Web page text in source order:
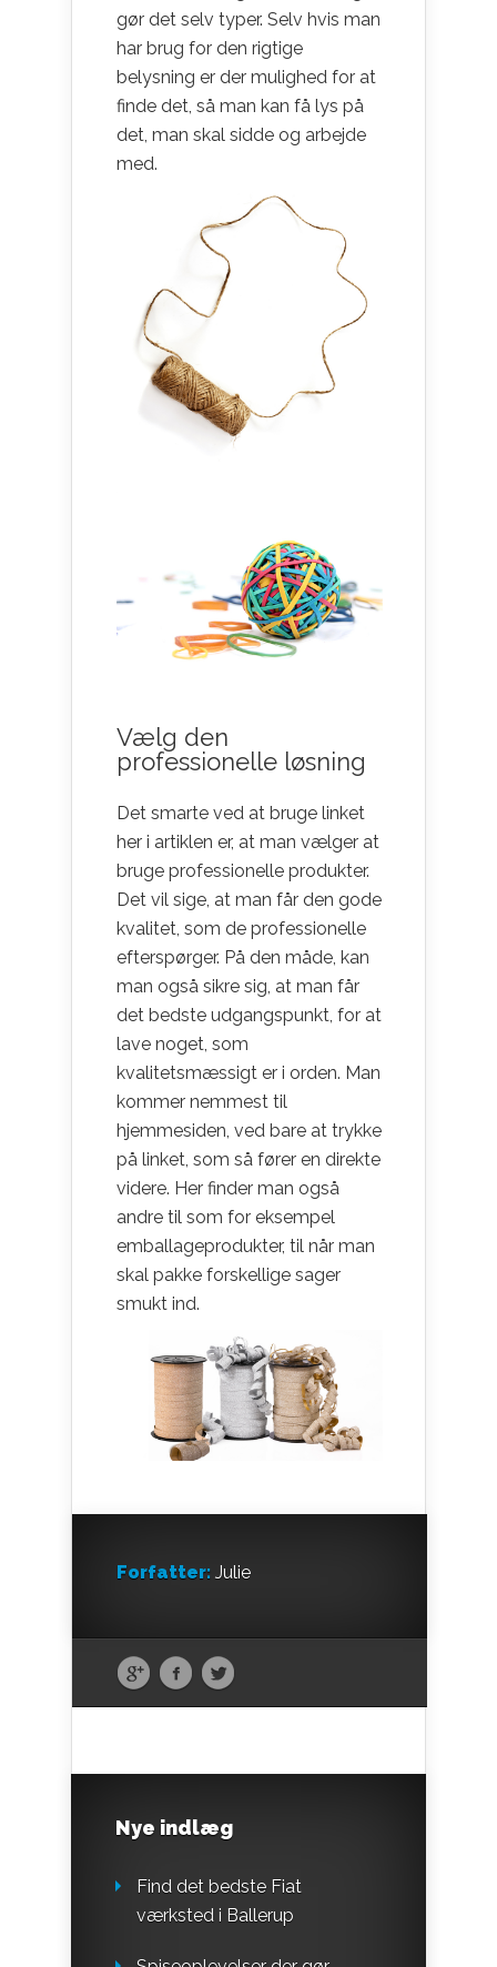
gør det selv typer. Selv hvis man
har brug for den rigtige
belysning er der mulighed for at
finde det, så man kan få lys på
det, man skal sidde og arbejde
med.
Vælg den
professionelle løsning
Det smarte ved at bruge linket
her i artiklen er, at man vælger at
bruge professionelle produkter.
Det vil sige, at man får den gode
kvalitet, som de professionelle
efterspørger. På den måde, kan
man også sikre sig, at man får
det bedste udgangspunkt, for at
lave noget, som
kvalitetsmæssigt er i orden. Man
kommer nemmest til
hjemmesiden, ved bare at trykke
på linket, som så fører en direkte
videre. Her finder man også
andre til som for eksempel
emballageprodukter, til når man
skal pakke forskellige sager
smukt ind.
Forfatter: Julie
Nye indlæg
Find det bedste Fiat
værksted i Ballerup